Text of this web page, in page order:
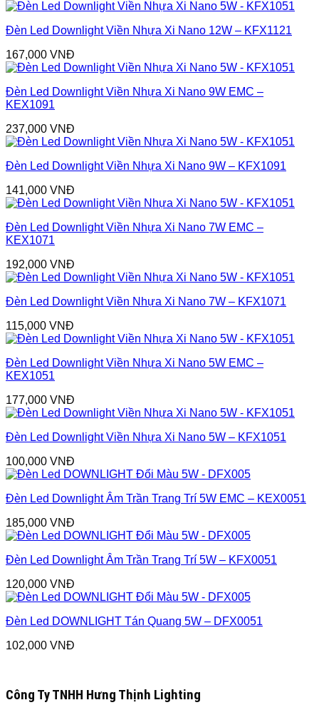
Đèn Led Downlight Viền Nhựa Xi Nano 12W – KFX1121
167,000 VNĐ
Đèn Led Downlight Viền Nhựa Xi Nano 9W EMC –
KEX1091
237,000 VNĐ
Đèn Led Downlight Viền Nhựa Xi Nano 9W – KFX1091
141,000 VNĐ
Đèn Led Downlight Viền Nhựa Xi Nano 7W EMC –
KEX1071
192,000 VNĐ
Đèn Led Downlight Viền Nhựa Xi Nano 7W – KFX1071
115,000 VNĐ
Đèn Led Downlight Viền Nhựa Xi Nano 5W EMC –
KEX1051
177,000 VNĐ
Đèn Led Downlight Viền Nhựa Xi Nano 5W – KFX1051
100,000 VNĐ
Đèn Led Downlight Âm Trần Trang Trí 5W EMC – KEX0051
185,000 VNĐ
Đèn Led Downlight Âm Trần Trang Trí 5W – KFX0051
120,000 VNĐ
Đèn Led DOWNLIGHT Tán Quang 5W – DFX0051
102,000 VNĐ
Công Ty TNHH Hưng Thịnh Lighting